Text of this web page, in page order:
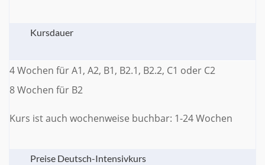
Kursdauer
4 Wochen für A1, A2, B1, B2.1, B2.2, C1 oder C2
8 Wochen für B2
Kurs ist auch wochenweise buchbar: 1-24 Wochen
Preise Deutsch-Intensivkurs